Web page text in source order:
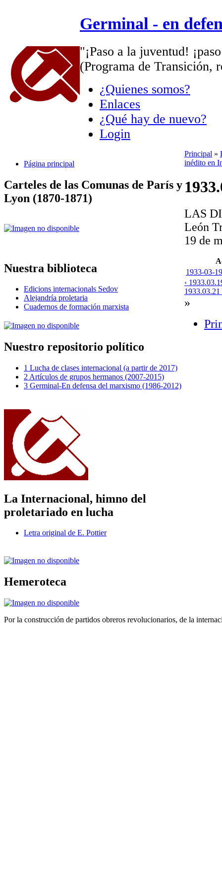
Germinal - en
"¡Paso a la juventud!
(Programa de Transición,
¿Quienes somos?
Enlaces
¿Qué hay de nuevo?
Login
Página principal
Carteles de las Comunas de París y
Lyon (1870-1871)
Nuestra biblioteca
Edicions internacionals Sedov
Alejandría proletaria
Cuadernos de formación marxista
Nuestro repositorio político
1 Lucha de clases internacional (a partir de 2017)
2 Artículos de grupos hermanos (2007-2015)
3 Germinal-En defensa del marxismo (1986-2012)
La Internacional, himno del
proletariado en lucha
Letra original de E. Pottier
Hemeroteca
Principal »
inédito en
LAS
León
19 de
1933-03-
‹
»
Por la construcción de partidos obreros revolucionarios, de la